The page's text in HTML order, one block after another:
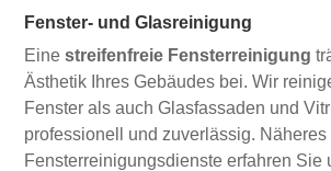
Fenster- und Glasreinigung
Einestreifenfreie Fensterreinigung
Ästhetik Ihres Gebäudes bei. Wir
Fenster als auch Glasfassaden und
professionell und zuverlässig. Näheres
Fensterreinigungsdienste erfahren Sie